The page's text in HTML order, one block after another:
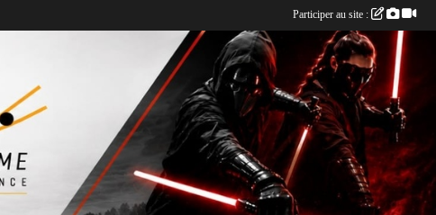
Participer au site :